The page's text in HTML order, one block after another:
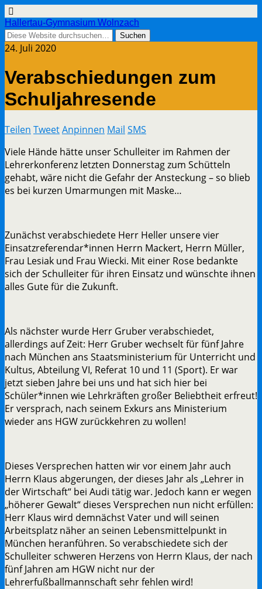
Hallertau-Gymnasium Wolnzach
24. Juli 2020
Verabschiedungen zum
Schuljahresende
Teilen TweetAnpinnen Mail SMS
Viele Hände hätte unser Schulleiter im Rahmen der
Lehrerkonferenz letzten Donnerstag zum Schütteln
gehabt, wäre nicht die Gefahr der Ansteckung – so blieb
es bei kurzen Umarmungen mit Maske…
Zunächst verabschiedete Herr Heller unsere vier
Einsatzreferendar*innen Herrn Mackert, Herrn Müller,
Frau Lesiak und Frau Wiecki. Mit einer Rose bedankte
sich der Schulleiter für ihren Einsatz und wünschte ihnen
alles Gute für die Zukunft.
Als nächster wurde Herr Gruber verabschiedet,
allerdings auf Zeit: Herr Gruber wechselt für fünf Jahre
nach München ans Staatsministerium für Unterricht und
Kultus, Abteilung VI, Referat 10 und 11 (Sport). Er war
jetzt sieben Jahre bei uns und hat sich hier bei
Schüler*innen wie Lehrkräften großer Beliebtheit erfreut!
Er versprach, nach seinem Exkurs ans Ministerium
wieder ans HGW zurückkehren zu wollen!
Dieses Versprechen hatten wir vor einem Jahr auch
Herrn Klaus abgerungen, der dieses Jahr als „Lehrer in
der Wirtschaft“ bei Audi tätig war. Jedoch kann er wegen
„höherer Gewalt“ dieses Versprechen nun nicht erfüllen:
Herr Klaus wird demnächst Vater und will seinen
Arbeitsplatz näher an seinen Lebensmittelpunkt in
München heranführen. So verabschiedete sich der
Schulleiter schweren Herzens von Herrn Klaus, der nach
fünf Jahren am HGW nicht nur der
Lehrerfußballmannschaft sehr fehlen wird!